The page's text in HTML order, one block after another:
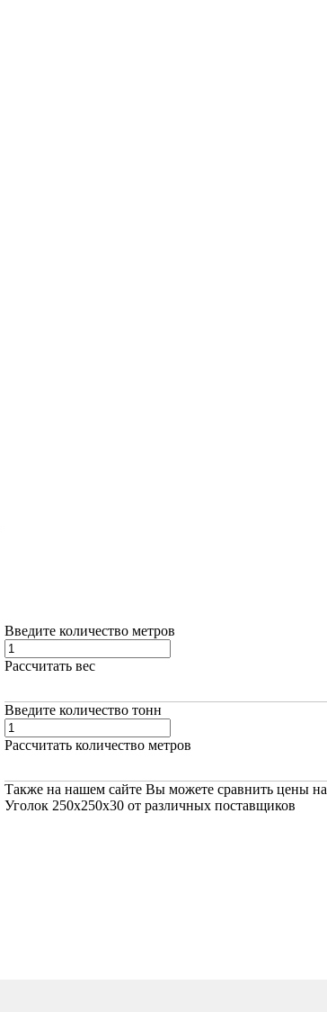
Введите количество метров
Рассчитать вес
Введите количество тонн
Рассчитать количество метров
Также на нашем сайте Вы можете сравнить цены на
Уголок 250х250х30от различных поставщиков